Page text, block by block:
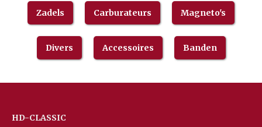
Zadels Carburateurs Magneto's
Divers Accessoires Banden
HD-CLASSIC